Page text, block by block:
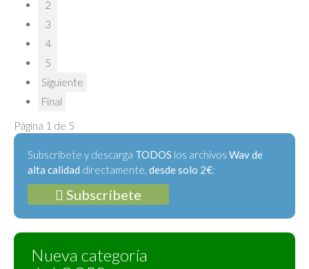
2
3
4
5
Siguiente
Final
Página 1 de 5
Subscríbete y descarga TODOS los archivos Wav de
alta calidad directamente, desde solo 2€:
Subscríbete
Nueva categoría